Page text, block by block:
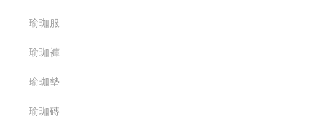
瑜珈服
瑜珈褲
瑜珈墊
瑜珈磚